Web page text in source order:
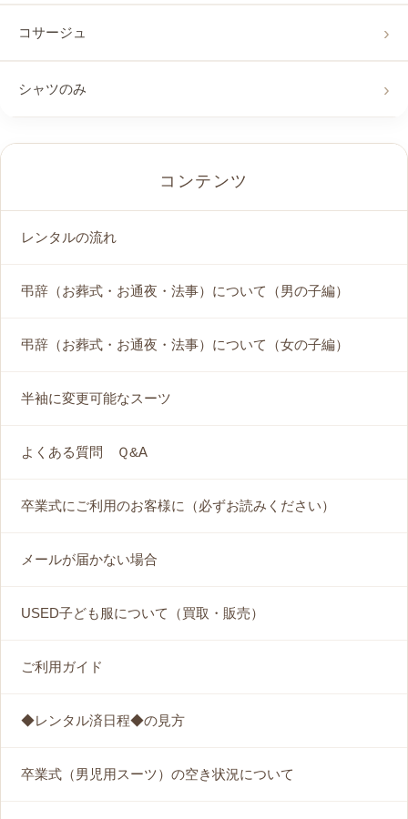
コサージュ
シャツのみ
コンテンツ
レンタルの流れ
弔辞（お葬式・お通夜・法事）について（男の子編）
弔辞（お葬式・お通夜・法事）について（女の子編）
半袖に変更可能なスーツ
よくある質問 Ｑ&A
卒業式にご利用のお客様に（必ずお読みください）
メールが届かない場合
USED子ども服について（買取・販売）
ご利用ガイド
◆レンタル済日程◆の見方
卒業式（男児用スーツ）の空き状況について